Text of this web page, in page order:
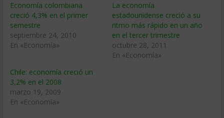
Economía colombiana
creció 4,3% en el primer
semestre
septiembre 24, 2010
En «Economía»
La economía
estadounidense creció a su
ritmo más rápido en un año
en el tercer trimestre
octubre 28, 2011
En «Economía»
Chile: economí­a creció un
3,2% en el 2008
marzo 19, 2009
En «Economía»